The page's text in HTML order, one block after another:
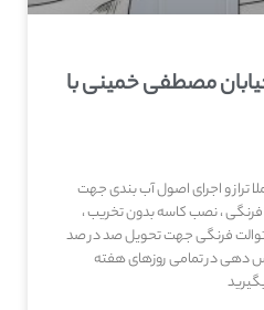
مصطفی خمینی با
تراز و اجرای اصول آب بندی جهت
، نصب کاسه بدون تخریب ،
فرنگی جهت تحویل صد در صد
دهی در تمامی روزهای هفته